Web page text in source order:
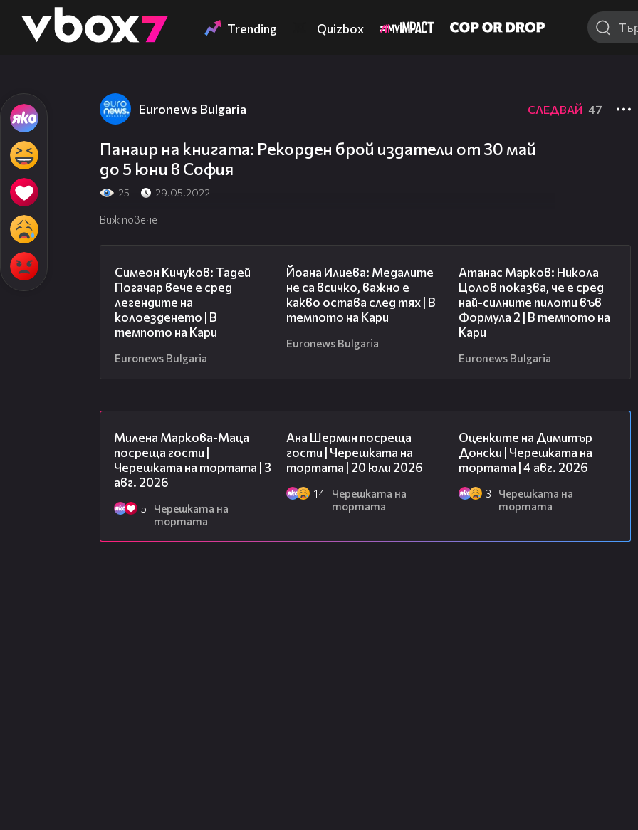
👾 Trending Quizbox
Euronews Bulgaria СЛЕДВАЙ 47
Панаир на книгата: Рекорден брой издатели от 30 май
до 5 юни в София
25 29.05.2022
Виж повече
Симеон Кичуков: Тадей
Погачар вече е сред
легендите на
колоезденето | В
темпото на Кари
Euronews Bulgaria
Йоана Илиева: Медалите
не са всичко, важно е
какво остава след тях | В
темпото на Кари
Euronews Bulgaria
Атанас Марков: Никола
Цолов показва, че е сред
най-силните пилоти във
Формула 2 | В темпото на
Кари
Euronews Bulgaria
Милена Маркова-Маца
посреща гости |
Черешката на тортата | 3
авг. 2026
5
Черешката на
тортата
Ана Шермин посреща
гости | Черешката на
тортата | 20 юли 2026
14
Черешката на
тортата
Оценките на Димитър
Донски | Черешката на
тортата | 4 авг. 2026
3
Черешката на
тортата